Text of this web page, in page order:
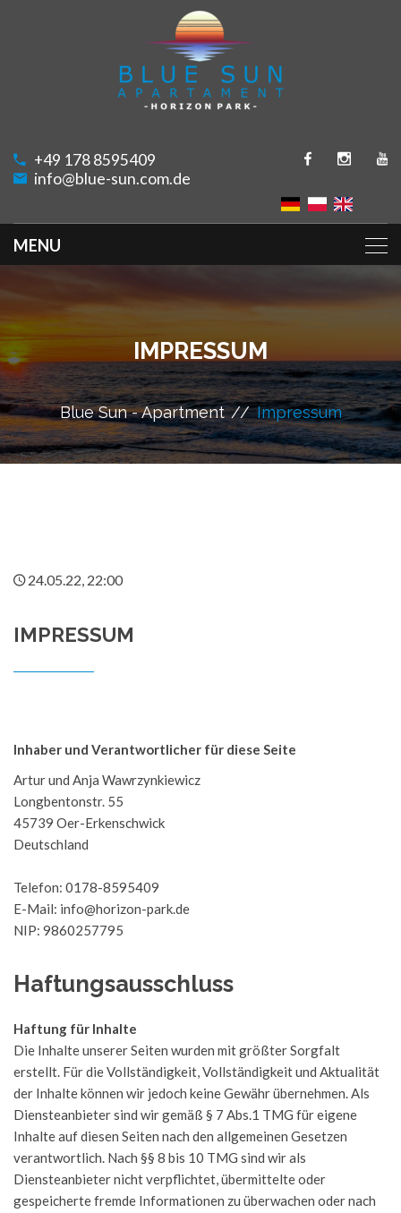
+49 178 8595409
info@blue-sun.com.de
IMPRESSUM
Blue Sun - Apartment Impressum
24.05.22, 22:00
IMPRESSUM
Inhaber und Verantwortlicher für diese Seite
Artur und Anja Wawrzynkiewicz
Longbentonstr. 55
45739 Oer-Erkenschwick
Deutschland
Telefon: 0178-8595409
E-Mail: info@horizon-park.de
NIP: 9860257795
Haftungsausschluss
Haftung für Inhalte
Die Inhalte unserer Seiten wurden mit größter Sorgfalt
erstellt. Für die Vollständigkeit, Vollständigkeit und Aktualität
der Inhalte können wir jedoch keine Gewähr übernehmen. Als
Diensteanbieter sind wir gemäß § 7 Abs.1 TMG für eigene
Inhalte auf diesen Seiten nach den allgemeinen Gesetzen
verantwortlich. Nach §§ 8 bis 10 TMG sind wir als
Diensteanbieter nicht verpflichtet, übermittelte oder
gespeicherte fremde Informationen zu überwachen oder nach